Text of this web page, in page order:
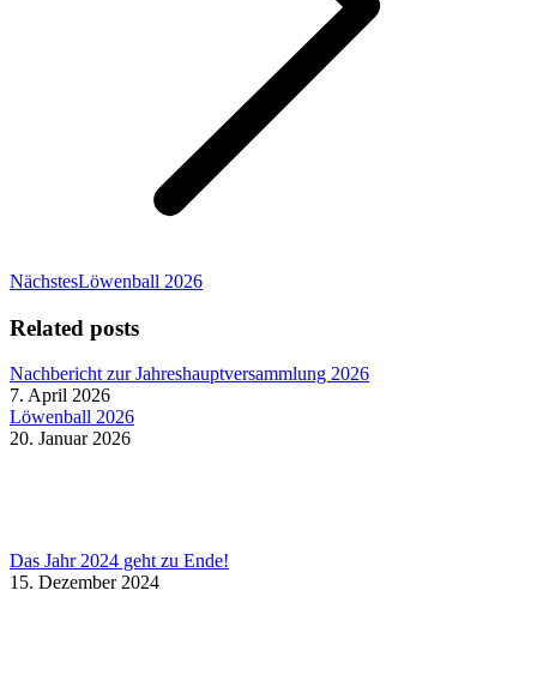
NächstesNächster
Löwenball 2026
Related posts
Nachbericht zur Jahreshauptversammlung 2026
7. April 2026
Löwenball 2026
20. Januar 2026
Das Jahr 2024 geht zu Ende!
15. Dezember 2024